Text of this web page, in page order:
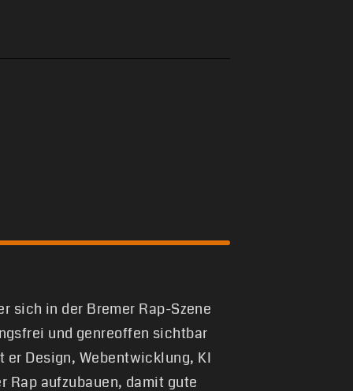
sich in der Bremer Rap-Szene
und genreoffen sichtbar
Design, Webentwicklung, KI
Rap aufzubauen, damit gute